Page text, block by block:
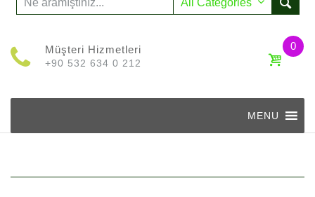
Müşteri Hizmetleri
+90 532 634 0 212
0
Skip
MENU